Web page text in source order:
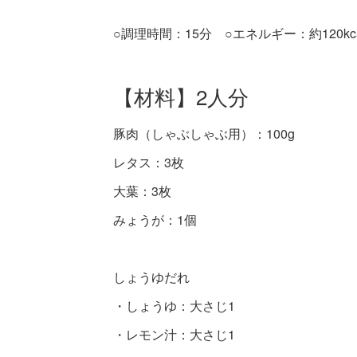
○調理時間：15分 ○エネルギー：約
【材料】2人分
豚肉（しゃぶしゃぶ用）：100g
レタス：3枚
大葉：3枚
みょうが：1個
しょうゆだれ
・しょうゆ：大さじ1
・レモン汁：大さじ1